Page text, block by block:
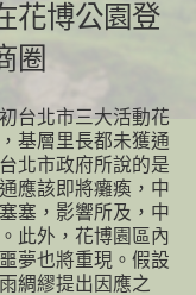
花博公園登
圈
台北市三大活動花
基層里長都未獲通
北市政府所說的是
應該即將癱瘓，中
塞，影響所及，中
此外，花博園區內
夢也將重現。假設
綢繆提出因應之